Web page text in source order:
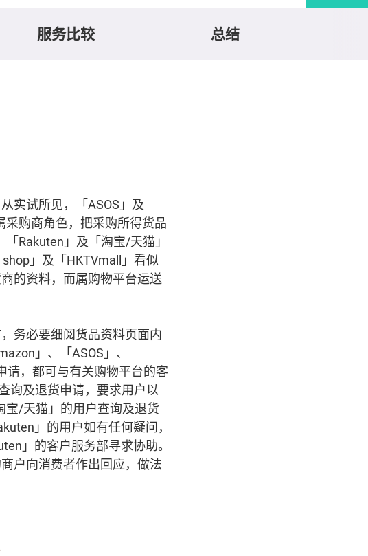
服务比较 总结
实试所见，「ASOS」及
采购商角色，把采购所得货品
Rakuten」及「淘宝/天猫」
」及「HKTVmall」看似
的资料，而属购物平台运送
务必要细阅货品资料页面内
」、「ASOS」、
请，都可与有关购物平台的客
询及退货申请，要求用户以
宝/天猫」的用户查询及退货
」的用户如有任何疑问，
」的客户服务部寻求协助。
户向消费者作出回应，做法